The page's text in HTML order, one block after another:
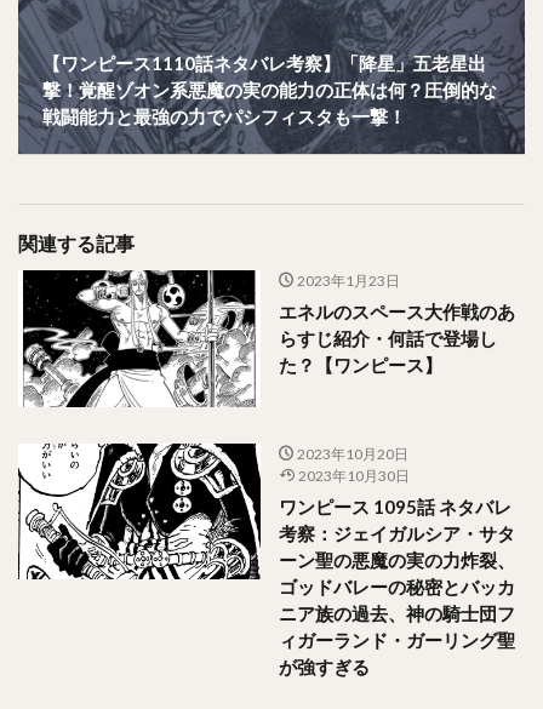
【ワンピース1110話ネタバレ考察】「降星」五老星出
撃！覚醒ゾオン系悪魔の実の能力の正体は何？圧倒的な
戦闘能力と最強の力でパシフィスタも一撃！
関連する記事
2023年1月23日
エネルのスペース大作戦のあ
らすじ紹介・何話で登場し
た？【ワンピース】
2023年10月20日
2023年10月30日
ワンピース 1095話 ネタバレ
考察：ジェイガルシア・サタ
ーン聖の悪魔の実の力炸裂、
ゴッドバレーの秘密とバッカ
ニア族の過去、神の騎士団フ
ィガーランド・ガーリング聖
が強すぎる